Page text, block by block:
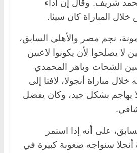
شريف. وقال إن أداء
المباراة كان سيئا.
نجم مصر والأهلي السابق،
لا يصلحوا لأن يكونوا لاعبين
الشحات وباهر المحمدي
مباراة أنجولا، لافتا إلى
يهاجم بشكل جيد، وكان يفضل
على أنه إذا استمر
أنجلا سنواجه صعوبة كبيرة في